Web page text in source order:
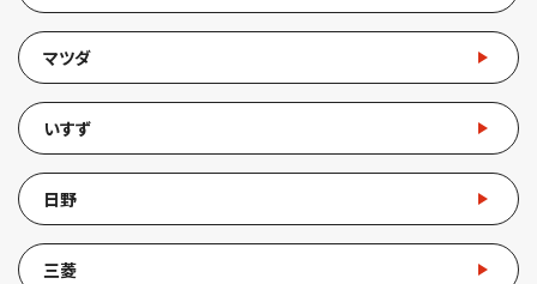
マツダ
いすず
日野
三菱